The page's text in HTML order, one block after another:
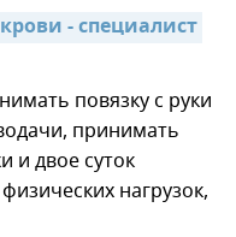
- специалист
повязку с руки
принимать
и двое суток
нагрузок,